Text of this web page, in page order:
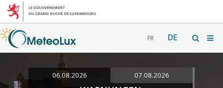
FR DE
06.08.2026 07.08.2026